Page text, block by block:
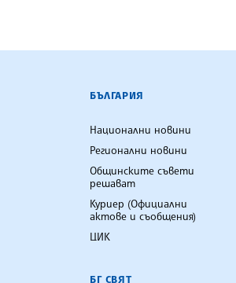
БЪЛГАРСКА
БЪЛГАРИЯ
Национални новини
Регионални новини
Общинските съвети
решават
Куриер (Официални
актове и съобщения)
ЦИК
БГ СВЯТ